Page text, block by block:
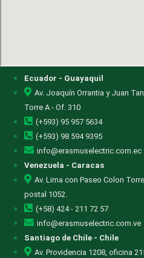
Ecuador - Guayaquil
Av. Joaquín Orrantia y Juan
Torre A - Of. 310
(+593) 95 957 5634
(+593) 98 594 9395
info@erasmuselectric.com.ec
Venezuela - Caracas
Av. Lima con Paseo Colon
postal 1052.
(+58) 424 - 211 72 57
info@erasmuselectric.com.ve
Santiago de Chile - Chile
Av. Providencia 1208, oficina